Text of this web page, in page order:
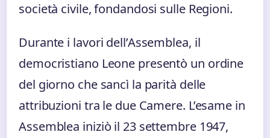
società civile, fondandosi sulle Regioni.
Durante i lavori dell’Assemblea, il
democristiano Leone presentò un ordine
del giorno che sancì la parità delle
attribuzioni tra le due Camere. L’esame in
Assemblea iniziò il 23 settembre 1947,